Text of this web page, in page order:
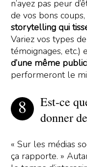
n’ayez pas peur
de vos bons
storytelling qui
Variez vos types
témoignages, etc.)
d’une même
performeront le
Est-ce
donner
« Sur les médias
ça rapporte. »